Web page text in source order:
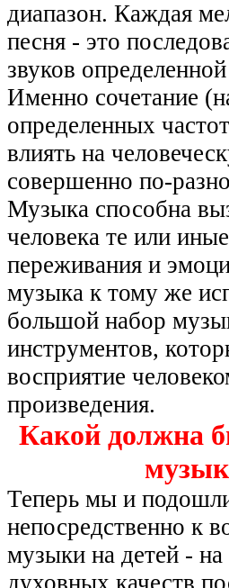
диапазон. Каждая
песня - это
звуков
Именно сочетание
определенных
влиять на
совершенно по-
Музыка способна
человека те или
переживания и
музыка к тому же
большой набор
инструментов,
восприятие
произведения.
Какой должна
Теперь мы и
непосредственно к
музыки на детей -